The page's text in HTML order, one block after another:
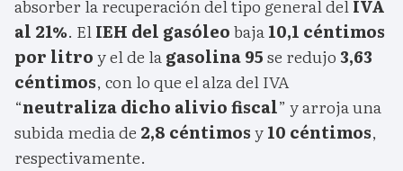
absorber la recuperación del tipo general delIVA
al 21%. ElIEH del gasóleobaja10,1 céntimos
por litroy el de lagasolina 95se redujo3,63
céntimos, con lo que el alza del IVA
“neutraliza dicho alivio fiscal” y arroja una
subida media de 2,8 céntimosy10 céntimos,
respectivamente.